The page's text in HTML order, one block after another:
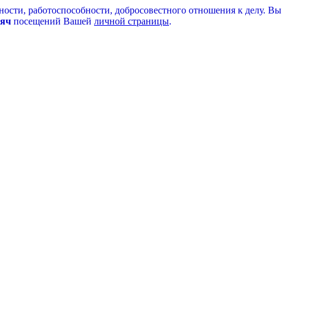
работоспособности, добросовестного отношения к делу. Вы
посещений Вашей личной страницы.